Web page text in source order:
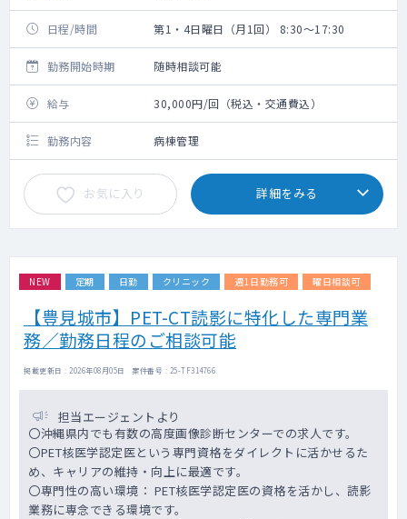
日程/時間 第1・4日曜日（月1回） 8:30～17:30
勤務開始時期 随時相談可能
給与 30,000円/回（税込・交通費込）
勤務内容 病棟管理
お気に入り 詳細をみる
NEW 定期 日勤 クリニック 週1日勤務可 曜日相談可
【豊見城市】PET-CT読影に特化した専門業
務／勤務日程のご相談可能
掲載更新日 : 2026年08月05日 案件番号 : 25-TF314766
担当エージェントより
〇沖縄県内でも有数の高度画像診断センターでの求人です。
〇PET核医学認定医という専門資格をダイレクトに活かせるた
め、キャリアの維持・向上に最適です。
〇専門性の高い環境： PET核医学認定医の資格を活かし、読影
業務に専念できる環境です。